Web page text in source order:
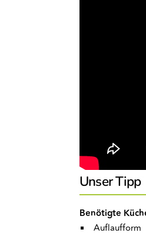
Unser Tipp
Benötigte
Auflaufform